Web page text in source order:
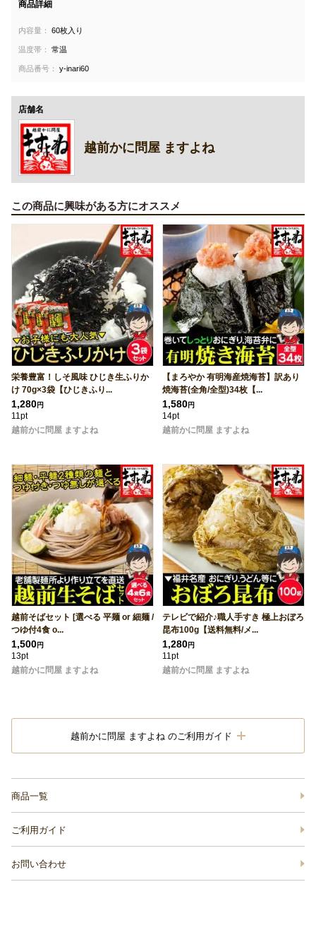
商品詳細
内容量： 60枚入り
温度帯： 常温
商品番号： y-inari60
店舗名
越前かに問屋 ますよね
この商品に興味がある方にオススメ
栄養豊富！しそ風味 ひじき生ふりか
け 70g×3袋【ひじきふり...
1,280円
11pt
越前かに問屋 ますよね
【まろやか 有明海産焼海苔】訳あり
焼海苔(全角/全型)34枚【...
1,580円
14pt
越前かに問屋 ますよね
越前そばセット [選べる 平麺 or 細麺 /
つゆ付4食 o...
1,500円
13pt
越前かに問屋 ますよね
テレビで紹介♪職人手すき 極上おぼろ
昆布100g【送料無料/メ...
1,280円
11pt
越前かに問屋 ますよね
越前かに問屋 ますよね のご利用ガイド
商品一覧
ご利用ガイド
お問い合わせ